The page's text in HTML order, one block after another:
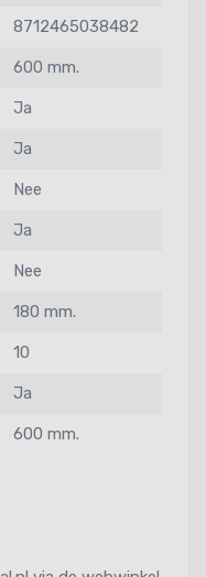
8712465038482
600 mm.
Ja
Ja
Nee
Ja
Nee
180 mm.
10
Ja
600 mm.